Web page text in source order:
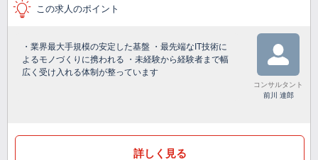
この求人のポイント
・業界最大手規模の安定した基盤 ・最先端なIT技術に
よるモノづくりに携われる ・未経験から経験者まで幅
広く受け入れる体制が整っています
コンサルタント
前川 達郎
詳しく見る